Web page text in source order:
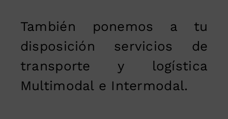
También ponemos a tu
disposición servicios de
transporte y logística
Multimodal e Intermodal.